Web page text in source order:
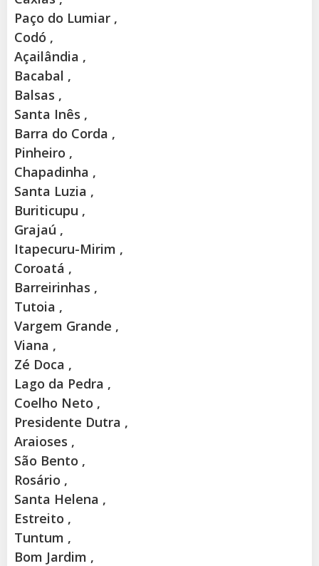
Paço do Lumiar ,
Codó ,
Açailândia ,
Bacabal ,
Balsas ,
Santa Inês ,
Barra do Corda ,
Pinheiro ,
Chapadinha ,
Santa Luzia ,
Buriticupu ,
Grajaú ,
Itapecuru-Mirim ,
Coroatá ,
Barreirinhas ,
Tutoia ,
Vargem Grande ,
Viana ,
Zé Doca ,
Lago da Pedra ,
Coelho Neto ,
Presidente Dutra ,
Araioses ,
São Bento ,
Rosário ,
Santa Helena ,
Estreito ,
Tuntum ,
Bom Jardim ,